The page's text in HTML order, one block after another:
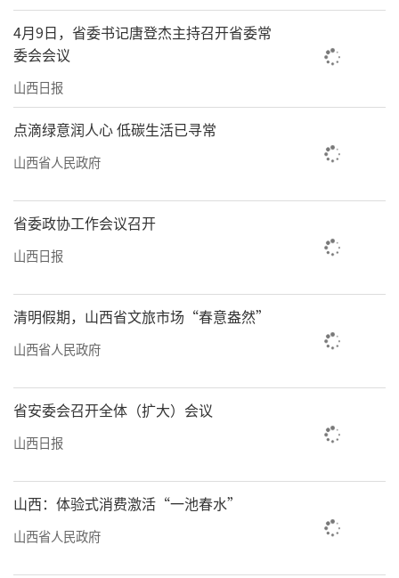
4月9日，省委书记唐登杰主持召开省委常
委会会议
山西日报
点滴绿意润人心 低碳生活已寻常
山西省人民政府
省委政协工作会议召开
山西日报
清明假期，山西省文旅市场“春意盎然”
山西省人民政府
省安委会召开全体（扩大）会议
山西日报
山西：体验式消费激活“一池春水”
山西省人民政府